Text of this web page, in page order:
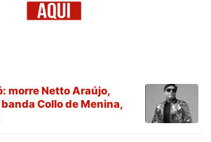
morre Netto Araújo,
Collo de Menina,